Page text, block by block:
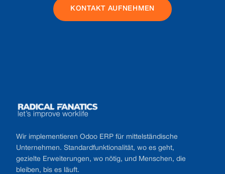
KONTAKT AUFNEHMEN
Wir implementieren Odoo ERP für mittelständische
Unternehmen. Standardfunktionalität, wo es geht,
gezielte Erweiterungen, wo nötig, und Menschen, die
bleiben, bis es läuft.